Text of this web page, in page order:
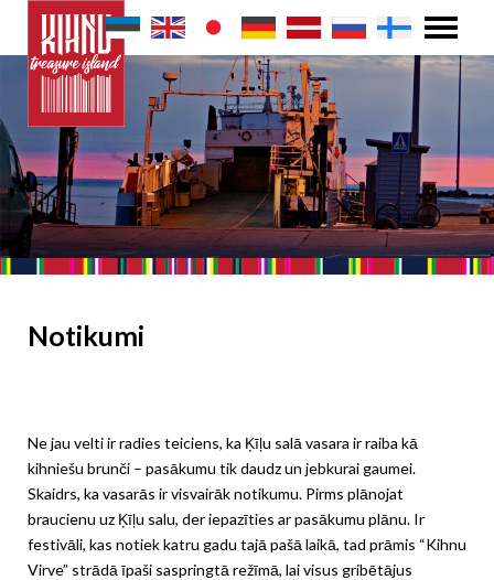
Notikumi
Ne jau velti ir radies teiciens, ka Ķīļu salā vasara ir raiba kā
kihniešu brunči – pasākumu tik daudz un jebkurai gaumei.
Skaidrs, ka vasarās ir visvairāk notikumu. Pirms plānojat
braucienu uz Ķīļu salu, der iepazīties ar pasākumu plānu. Ir
festivāli, kas notiek katru gadu tajā pašā laikā, tad prāmis “Kihnu
Virve” strādā īpaši saspringtā režīmā, lai visus gribētājus